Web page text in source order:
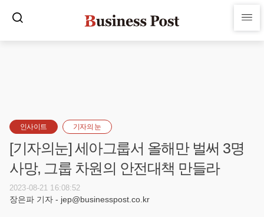
인사이트 기자의 눈
[기자의눈] 세아그룹서 올해만 벌써 3명
사망, 그룹 차원의 안전대책 만들라
2023-08-21 16:08:52
장은파 기자 - jep@businesspost.co.kr